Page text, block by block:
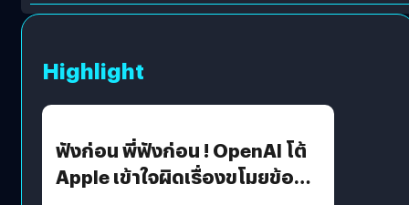
Highlight
ฟังก่อน พี่ฟังก่อน ! OpenAI โต้
Apple เข้าใจผิดเรื่องขโมยข้อมูล